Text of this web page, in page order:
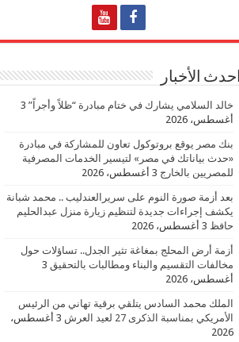
احدث الأخبار
خالد السلامي يشارك في ختام مبادرة “ظلاً وأجراً” 3
أغسطس، 2026
بنك مصر يوقع بروتوكول تعاون للمشاركة في مبادرة
«حدث بياناتك في مصر» لتيسير الخدمات المصرفية
للمصريين بالخارج 3 أغسطس، 2026
بعد أزمة صورة النوم على سريرالعندليب .. محمد شبانة
يكشف إجراءات جديدة لتنظيم زيارة منزل عبدالحليم
حافظ 3 أغسطس، 2026
أزمة أرض المحلج بمغاغة تثير الجدل.. تساؤلات حول
مخالفات التقسيم والبناء ومطالبات بالتحقيق 3
أغسطس، 2026
الملك محمد السادس يتلقي برقية تهاني من الرئيس
الأمريكي بمناسبة الذكرى 27 لعيد العرش
3 أغسطس،
2026